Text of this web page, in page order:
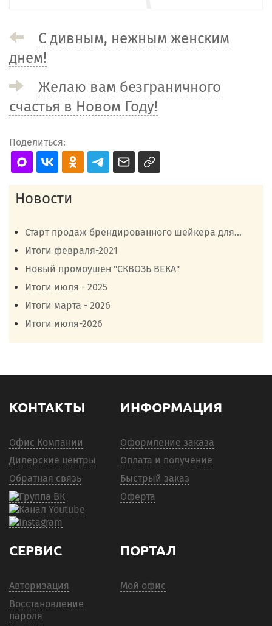
С дивным, нежным женским
днем!
Желаю вам безграничного
счастья в Новом Году!
Поделиться:
Новости
Старт продаж брендированного шейкера для...
Итоги февраля-2021
Новый промоушен "СКВОЗЬ ВЕКА"
Итоги июля - 2025
Итоги марта - 2026
Итоги июля-2026
КОНТАКТЫ
Офис Компании
Дилерские центры
Обратная связь
ИНФОРМАЦИЯ
Оформление заказа
Оплата и получение
Быстрый заказ
Оферта
СЕРВИС
Авторизация
Восстановление
пароля
ПОРТАЛ
Мой офис